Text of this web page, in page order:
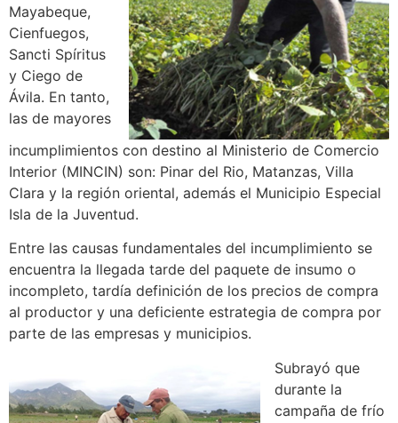
Mayabeque,
Cienfuegos,
Sancti Spíritus
y Ciego de
Ávila. En tanto,
las de mayores
incumplimientos con destino al Ministerio de Comercio
Interior (MINCIN) son: Pinar del Rio, Matanzas, Villa
Clara y la región oriental, además el Municipio Especial
Isla de la Juventud.
Entre las causas fundamentales del incumplimiento se
encuentra la llegada tarde del paquete de insumo o
incompleto, tardía definición de los precios de compra
al productor y una deficiente estrategia de compra por
parte de las empresas y municipios.
Subrayó que
durante la
campaña de frío